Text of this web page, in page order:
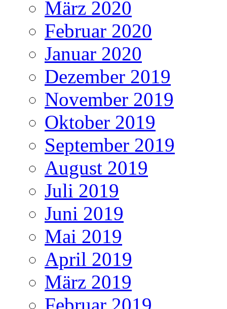
März 2020
Februar 2020
Januar 2020
Dezember 2019
November 2019
Oktober 2019
September 2019
August 2019
Juli 2019
Juni 2019
Mai 2019
April 2019
März 2019